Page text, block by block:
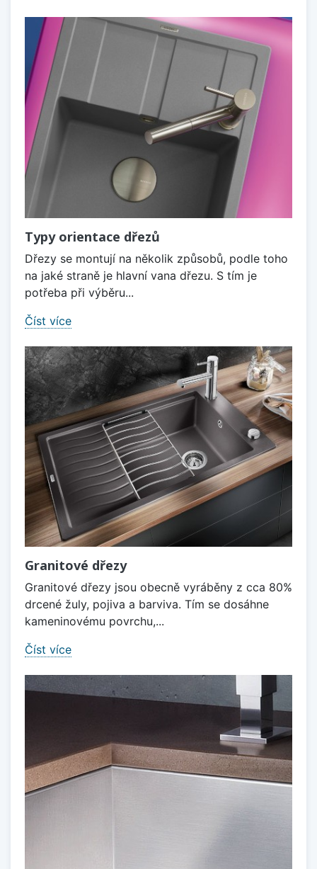
Typy orientace dřezů
Dřezy se montují na několik způsobů, podle toho
na jaké straně je hlavní vana dřezu. S tím je
potřeba při výběru...
Číst více
Granitové dřezy
Granitové dřezy jsou obecně vyráběny z cca 80%
drcené žuly, pojiva a barviva. Tím se dosáhne
kameninovému povrchu,...
Číst více